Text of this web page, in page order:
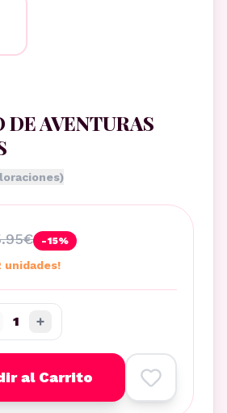
AVENTURAS
€ -15%
unidades!
1 +
al Carrito